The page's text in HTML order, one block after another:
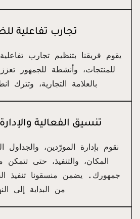
تجارب تفاعلية
يقوم فريقنا بتنظيم تجارب
للمنتجات، وأنشطة للجمهور
بالعلامة التجارية، وتترك
تنسيق الفعالية
نقوم بإدارة المورّدين، والجداول
المكان، والتنفيذ، حتى
جمهورك. يضمن منسقونا تنفيذ
من البداية إلى